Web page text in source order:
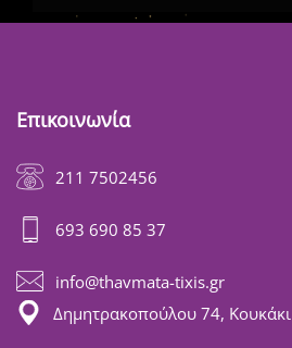
Επικοινωνία
211 7502456
693 690 85 37
info@thavmata-tixis.gr
Δημητρακοπούλου 74, Κουκάκι